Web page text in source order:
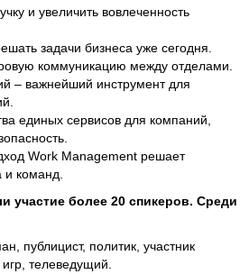
и увеличить вовлеченность
задачи бизнеса уже сегодня.
коммуникацию между отделами.
– важнейший инструмент для
единых сервисов для компаний,
Work Management решает
команд.
участие более 20 спикеров. Среди
публицист, политик, участник
телеведущий.